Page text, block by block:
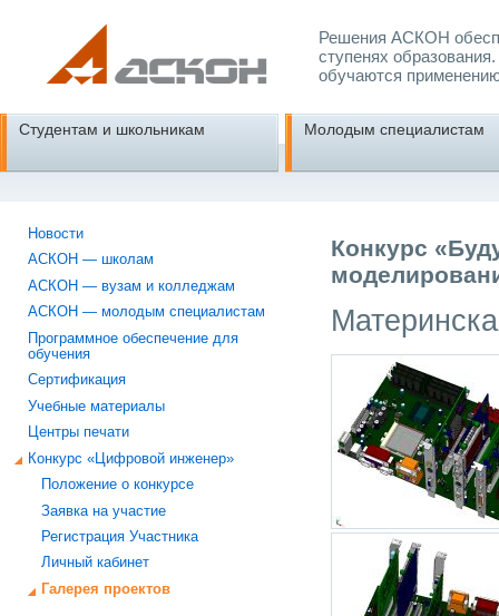
Решения АСКОН
ступенях
обучаются
Студентам и школьникам Молодым специалистам
Новости
АСКОН — школам
АСКОН — вузам и колледжам
АСКОН — молодым специалистам
Программное обеспечение для
обучения
Сертификация
Учебные материалы
Центры печати
Конкурс «Цифровой инженер»
Положение о конкурсе
Заявка на участие
Регистрация Участника
Личный кабинет
Галерея проектов
Конкурс